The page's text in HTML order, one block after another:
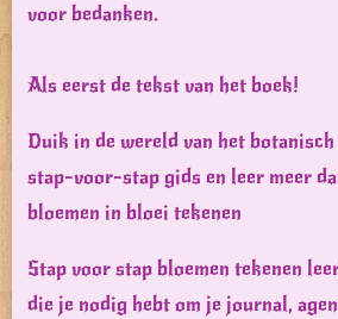
voor bedanken.
Als eerst de tekst van het boek!
Duik in de wereld van het botanisch
stap-voor-stap gids en leer meer
bloemen in bloei tekenen
Stap voor stap bloemen tekenen
die je nodig hebt om je journal,